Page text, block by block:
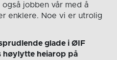
jobben vår med å
enklere. Noe vi er utrolig
glade i ØIF
høylytte heiarop på